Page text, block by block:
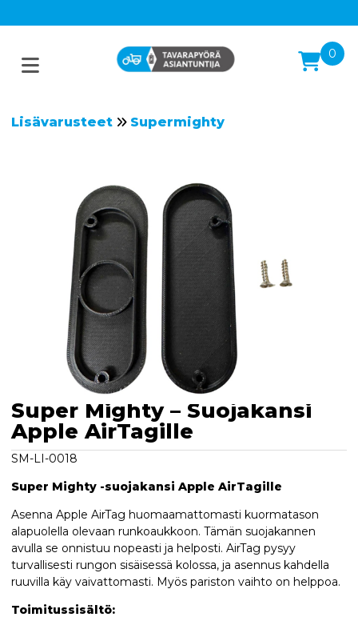
0
Lisävarusteet Supermighty
Super Mighty – Suojakansi
Apple AirTagille
SM-LI-0018
Super Mighty -suojakansi Apple AirTagille
Asenna Apple AirTag huomaamattomasti kuormatason
alapuolella olevaan runkoaukkoon. Tämän suojakannen
avulla se onnistuu nopeasti ja helposti. AirTag pysyy
turvallisesti rungon sisäisessä kolossa, ja asennus kahdella
ruuvilla käy vaivattomasti. Myös pariston vaihto on helppoa.
Toimitussisältö: